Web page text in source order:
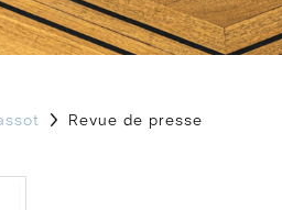
Revue de presse